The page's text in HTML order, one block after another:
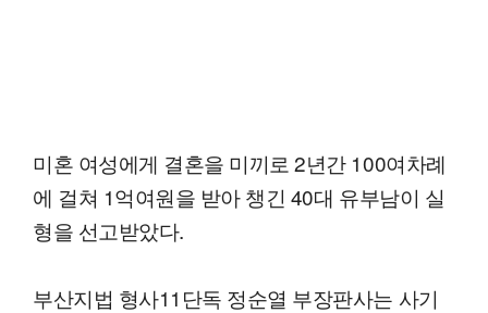
미혼 여성에게 결혼을 미끼로 2년간 100여차례
에 걸쳐 1억여원을 받아 챙긴 40대 유부남이 실
형을 선고받았다.
부산지법 형사11단독 정순열 부장판사는 사기